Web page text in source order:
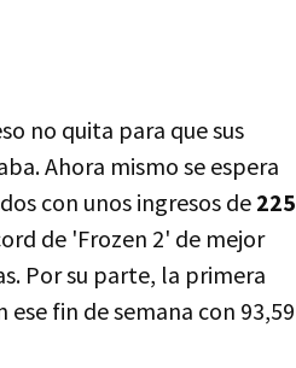
no quita para que sus
Ahora mismo se espera
con unos ingresos de 225
de 'Frozen 2' de mejor
Por su parte, la primera
fin de semana con 93,59